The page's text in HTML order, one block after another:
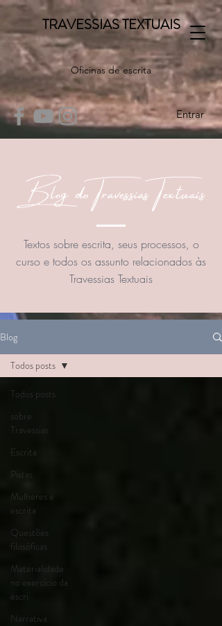
TRAVESSIAS TEXTUAIS
Oficinas de escrita
Entrar
Blog do Travessias Textuais
Textos sobre escrita, seus processos, o
curso e todos os assunto relacionados às
Travessias Textuais
Blog
Todos posts
sobre
Travessias
Escrita
Pistas
Mulheres e
escrita
Questões
filosóficas
Materialidade
no exercício da
escri
Narrativa
Todos posts